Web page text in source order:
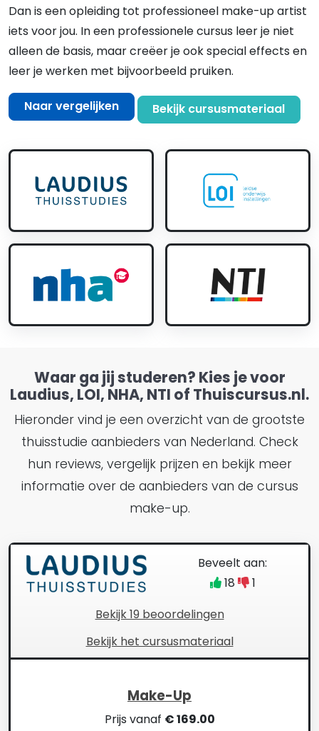
Dan is een opleiding tot professioneel make-up artist
iets voor jou. In een professionele cursus leer je niet
alleen de basis, maar creëer je ook special effects en
leer je werken met bijvoorbeeld pruiken.
Naar vergelijken Bekijk cursusmateriaal
Waar ga jij studeren? Kies je voor
Laudius, LOI, NHA, NTI of Thuiscursus.nl.
Hieronder vind je een overzicht van de grootste
thuisstudie aanbieders van Nederland. Check
hun reviews, vergelijk prijzen en bekijk meer
informatie over de aanbieders van de cursus
make-up.
Bekijk 19 beoordelingen
Beveelt aan:
18
1
Bekijk het cursusmateriaal
Make-Up
Prijs vanaf € 169.00